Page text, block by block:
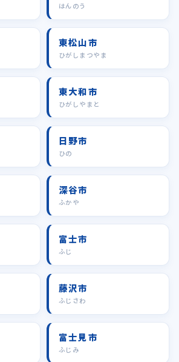
はんのう
東松山市
ひがしまつやま
東大和市
ひがしやまと
日野市
ひの
深谷市
ふかや
富士市
ふじ
藤沢市
ふじさわ
富士見市
ふじみ